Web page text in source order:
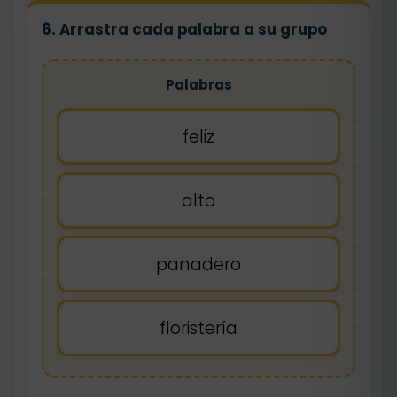
6. Arrastra cada palabra a su grupo
Palabras
feliz
alto
panadero
floristería